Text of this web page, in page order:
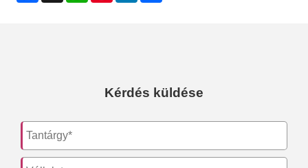
Kérdés küldése